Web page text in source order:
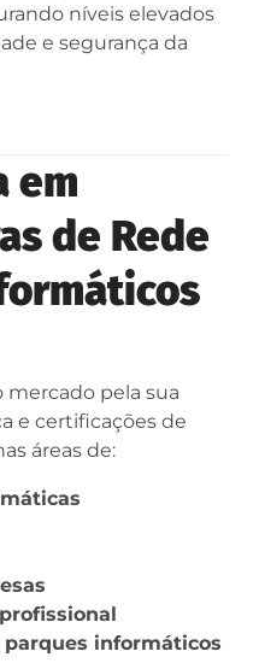
níveis elevados
e segurança da
em
de Rede
mercado pela sua
e certificações de
áreas de:
informáticos